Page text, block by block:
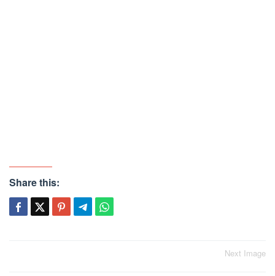
Share this:
Next Image